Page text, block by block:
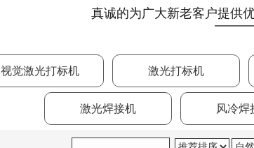
真诚的为广大新老客户提供
视觉激光打标机 激光打标机
激光焊接机 风冷焊